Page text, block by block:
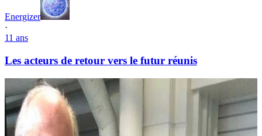
Energizer
·
11 ans
Les acteurs de retour vers le futur réunis